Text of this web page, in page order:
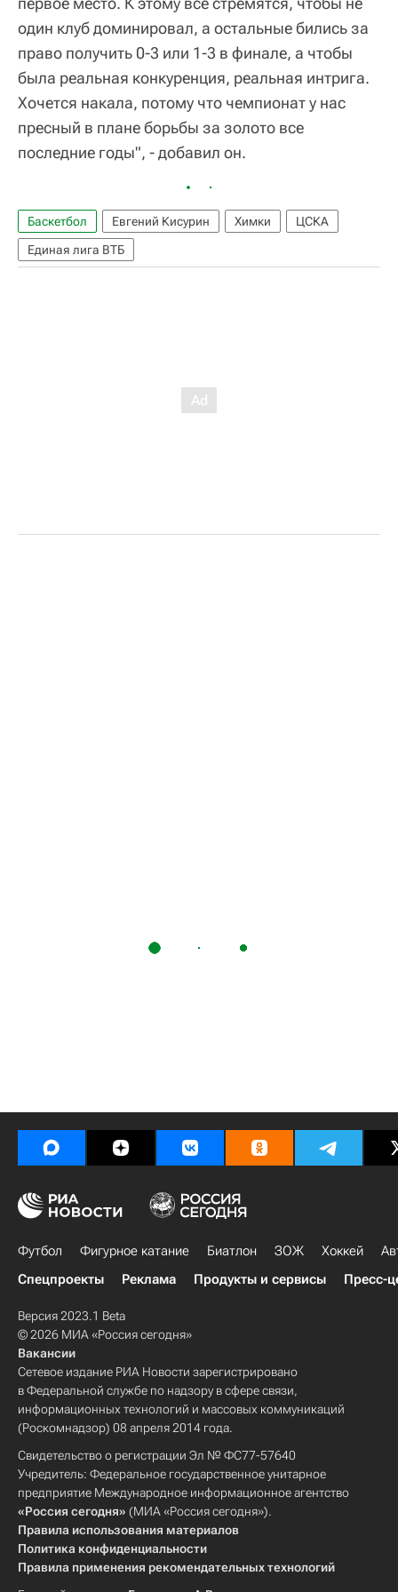
один клуб доминировал, а остальные бились за
право получить 0-3 или 1-3 в финале, а чтобы
была реальная конкуренция, реальная интрига.
Хочется накала, потому что чемпионат у нас
пресный в плане борьбы за золото все
последние годы", - добавил он.
Баскетбол Евгений Кисурин Химки
ЦСКА
Единая лига ВТБ
Футбол Фигурное катание Биатлон ЗОЖ Хоккей
Спецпроекты
Реклама Продукты и сервисы Пресс-
Версия 2023.1 Beta
© 2026 МИА «Россия сегодня»
Вакансии
Сетевое издание РИА Новости зарегистрировано
в Федеральной службе по надзору в сфере связи,
информационных технологий и массовых коммуникаций
(Роскомнадзор) 08 апреля 2014 года.
Свидетельство о регистрации Эл № ФС77-57640
Учредитель: Федеральное государственное унитарное
предприятие Международное информационное агентство
«Россия сегодня» (МИА «Россия сегодня»).
Правила использования материалов
Политика конфиденциальности
Правила применения рекомендательных технологий